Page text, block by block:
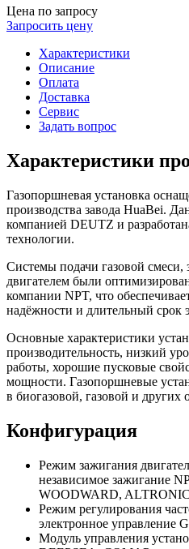
Цена по запросу
Запросить цену
Характеристики
Описание
Оплата
Доставка
Сервис
Задать вопрос
Характеристики
Газопоршневая установка
производства завода HuaBei.
компанией DEUTZ и
технологии.
Системы подачи газовой смеси,
двигателем были
компании NPT, что
надёжности и длительный срок
Основные характеристики
производительность, низкий
работы, хорошие пусковые
мощности. Газопоршневые
в биогазовой, газовой и
Конфигурация
Режим зажигания
независимое зажигание
WOODWARD,
Режим регулирования
электронное управление
Модуль управления